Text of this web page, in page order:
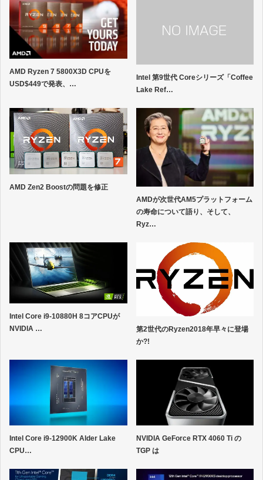
AMD Ryzen 7 5800X3D CPUを
USD$449で発表、…
Intel 第9世代 Coreシリーズ「Coffee
Lake Ref…
AMD Zen2 Boostの問題を修正
AMDが次世代AM5プラットフォーム
の寿命について語り、そして、
Ryz…
Intel Core i9-10880H 8コアCPUが
NVIDIA …
第2世代のRyzen2018年早々に登場
か?!
Intel Core i9-12900K Alder Lake
CPU…
NVIDIA GeForce RTX 4060 Ti の
TGP は